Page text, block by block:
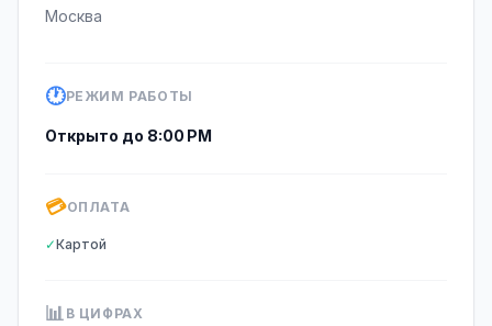
Москва
🕐РЕЖИМ РАБОТЫ
Открыто до 8:00 PM
💳ОПЛАТА
✓Картой
📊 В ЦИФРАХ